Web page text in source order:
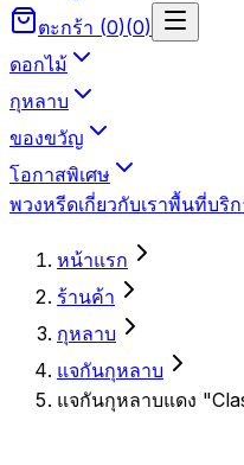
ตะกร้า (0)(0)
ดอกไม้
กุหลาบ
ของขวัญ
โอกาสพิเศษ
พวงหรีดเกี่ยวกับเราพื้นที่บริก
หน้าแรก
ร้านค้า
กุหลาบ
แจกันกุหลาบ
แจกันกุหลาบแดง